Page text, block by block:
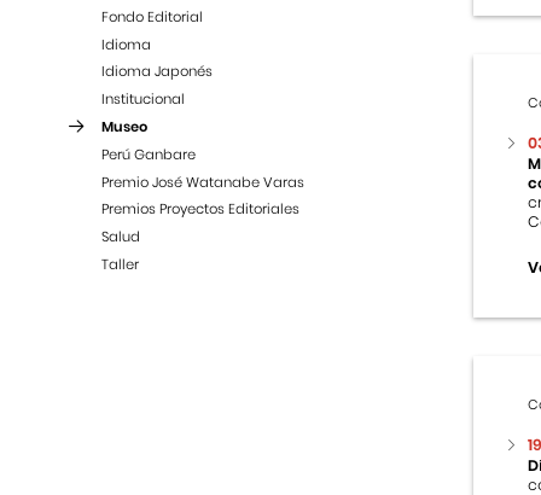
Fondo Editorial
Idioma
Idioma Japonés
Institucional
Museo
Perú Ganbare
Premio José Watanabe Varas
Premios Proyectos Editoriales
Salud
Taller